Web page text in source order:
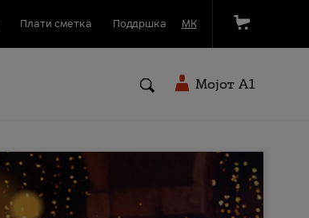
Плати сметка Поддршка МК
Мојот A1